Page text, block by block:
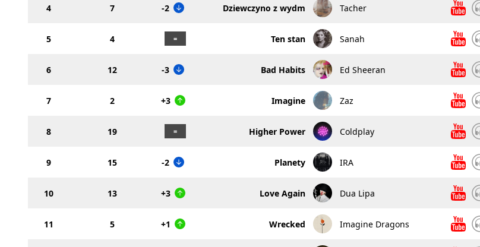
4 7 -2 Dziewczyno z wydm Tacher
5 4 Ten stan Sanah
6 12 -3 Bad Habits Ed Sheeran
7 2 +3 Imagine Zaz
8 19 Higher Power Coldplay
9 15 -2 Planety IRA
10 13 +3 Love Again Dua Lipa
11 5 +1 Wrecked Imagine Dragons